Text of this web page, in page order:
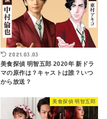
2021.03.03
美食探偵 明智五郎 2020年 新ドラ
マの原作は？キャストは誰？いつ
から放送？
美食探偵 明智五郎